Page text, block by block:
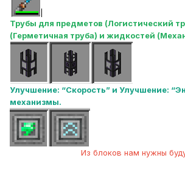
Трубы для предметов (Логистический
(Герметичная труба) и жидкостей
Улучшение: “Скорость” и Улучшение:
механизмы.
Из блоков нам нужны